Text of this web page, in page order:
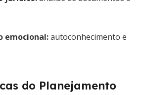
emocional:autoconhecimento e
do Planejamento